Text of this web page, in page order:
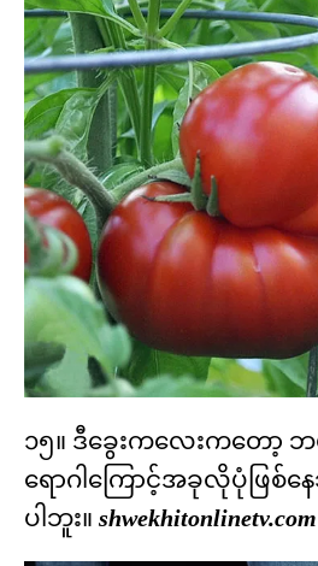
၁၅။ ဒီခွေးကလေးကတော့ ဘ
ရောဂါကြောင့်အခုလိုပုံဖြစ်
ပါဘူး။ shwekhitonlinetv.com